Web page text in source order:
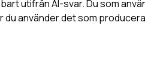
utifrån AI-svar. Du som
du använder det som